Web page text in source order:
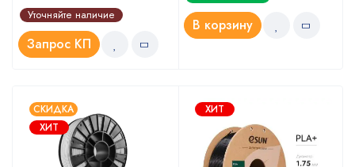
Уточняйте наличие
Запрос КП
В корзину
СКИДКА
ХИТ
ХИТ